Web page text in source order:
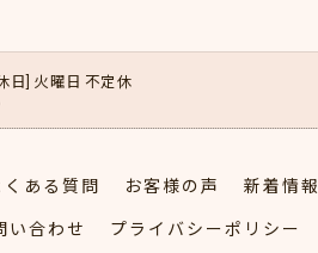
日] 火曜日 不定休
くある質問 お客様の声 新着情報
い合わせ プライバシーポリシー